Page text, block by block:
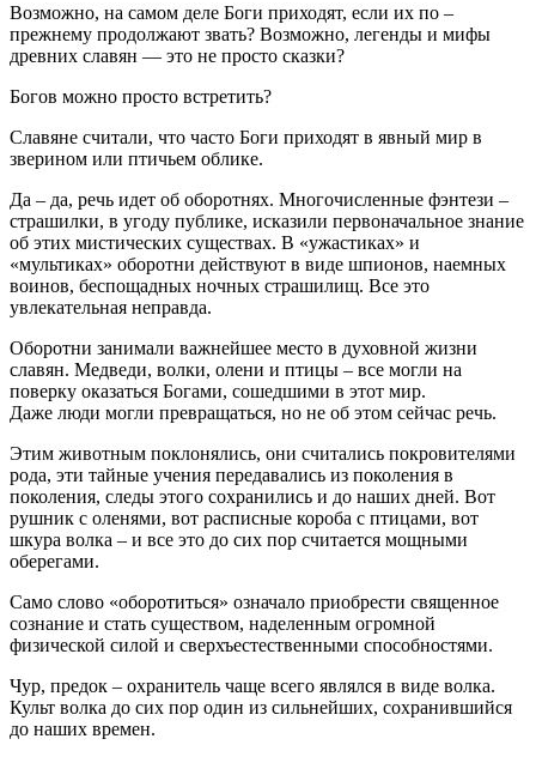
Возможно, на самом деле Боги приходят, если их по –
прежнему продолжают звать? Возможно, легенды и мифы
древних славян — это не просто сказки?
Богов можно просто встретить?
Славяне считали, что часто Боги приходят в явный мир в
зверином или птичьем облике.
Да – да, речь идет об оборотнях. Многочисленные фэнтези –
страшилки, в угоду публике, исказили первоначальное знание
об этих мистических существах. В «ужастиках» и
«мультиках» оборотни действуют в виде шпионов, наемных
воинов, беспощадных ночных страшилищ. Все это
увлекательная неправда.
Оборотни занимали важнейшее место в духовной жизни
славян. Медведи, волки, олени и птицы – все могли на
поверку оказаться Богами, сошедшими в этот мир.
Даже люди могли превращаться, но не об этом сейчас речь.
Этим животным поклонялись, они считались покровителями
рода, эти тайные учения передавались из поколения в
поколения, следы этого сохранились и до наших дней. Вот
рушник с оленями, вот расписные короба с птицами, вот
шкура волка – и все это до сих пор считается мощными
оберегами.
Само слово «оборотиться» означало приобрести священное
сознание и стать существом, наделенным огромной
физической силой и сверхъестественными способностями.
Чур, предок – охранитель чаще всего являлся в виде волка.
Культ волка до сих пор один из сильнейших, сохранившийся
до наших времен.